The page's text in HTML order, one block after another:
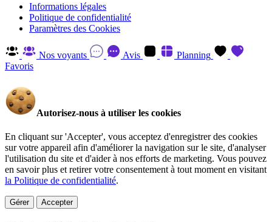
Informations légales
Politique de confidentialité
Paramètres des Cookies
Nos voyants Avis
Planning
Favoris
Autorisez-nous à utiliser les cookies
En cliquant sur 'Accepter', vous acceptez d'enregistrer des cookies
sur votre appareil afin d'améliorer la navigation sur le site, d'analyser
l'utilisation du site et d'aider à nos efforts de marketing. Vous pouvez
en savoir plus et retirer votre consentement à tout moment en visitant
la Politique de confidentialité.
Gérer Accepter